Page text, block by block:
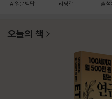
AI일문백답 리딩런 출석
오늘의 책